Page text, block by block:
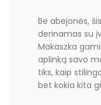
Be abejonės,
derinamas su
Makaszka
aplinką savo
tiks, kaip
bet kokia kita